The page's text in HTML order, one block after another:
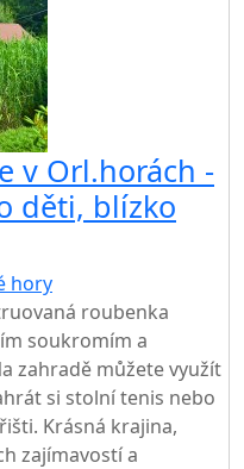
v Orl.horách -
děti, blízko
hory
roubenka
soukromím a
zahradě můžete využít
si stolní tenis nebo
Krásná krajina,
zajímavostí a